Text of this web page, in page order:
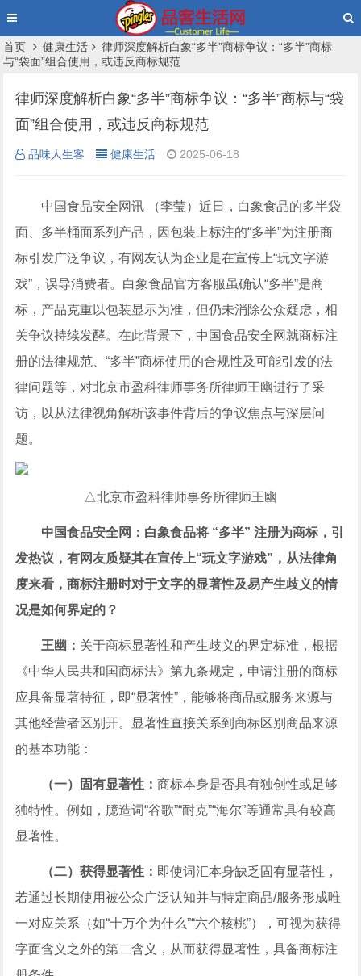
首页 健康生活
律师深度解析白象“多半”商标争议：“多半”商标
与“袋面”组合使用，或违反商标规范
律师深度解析白象“多半”商标争议：“多半”商标与“袋
面”组合使用，或违反商标规范
品味人生客 健康生活 2025-06-18
中国食品安全网讯 （李莹）近日，白象食品的多半袋
面、多半桶面系列产品，因包装上标注的“多半”为注册商
标引发广泛争议，有网友认为企业是在宣传上“玩文字游
戏”，误导消费者。白象食品官方客服虽确认“多半”是商
标，产品克重以包装显示为准，但仍未消除公众疑虑，相
关争议持续发酵。在此背景下，中国食品安全网就商标注
册的法律规范、“多半”商标使用的合规性及可能引发的法
律问题等，对北京市盈科律师事务所律师王幽进行了采
访，以从法律视角解析该事件背后的争议焦点与深层问
题。
△北京市盈科律师事务所律师王幽
中国食品安全网：白象食品将 “多半” 注册为商标，引
发热议，有网友质疑其在宣传上“玩文字游戏”，从法律角
度来看，商标注册时对于文字的显著性及易产生歧义的情
况是如何界定的？
王幽： 关于商标显著性和产生歧义的界定标准，根据
《中华人民共和国商标法》第九条规定，申请注册的商标
应具备显著特征，即“显著性”，能够将商品或服务来源与
其他经营者区别开。显著性直接关系到商标区别商品来源
的基本功能：
（一）固有显著性：商标本身是否具有独创性或足够
独特性。例如，臆造词“谷歌”“耐克”“海尔”等通常具有较高
显著性。
（二）获得显著性： 即使词汇本身缺乏固有显著性，
若通过长期使用被公众广泛认知并与特定商品/服务形成唯
一对应关系（如“十万个为什么”“六个核桃”），可视为获得
字面含义之外的第二含义，从而获得显著性，具备商标注